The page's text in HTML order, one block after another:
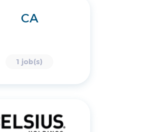
CA
1 job(s)